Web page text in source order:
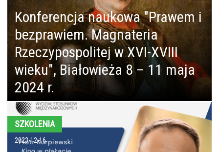
Konferencja naukowa "Prawem i
bezprawiem. Magnateria
Rzeczypospolitej w XVI-XVIII
wieku", Białowieża 8 – 11 maja
2024 r.
SZKOLENIA
2023-12-16